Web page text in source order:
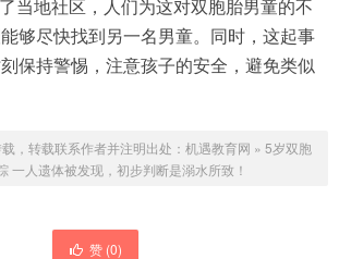
当地社区，人们为这对双胞胎男童的不
够尽快找到另一名男童。同时，这起事
保持警惕，注意孩子的安全，避免类似
，转载联系作者并注明出处： 机遇教育网 » 5岁双胞
一人遗体被发现，初步判断是溺水所致！
赞 (0)